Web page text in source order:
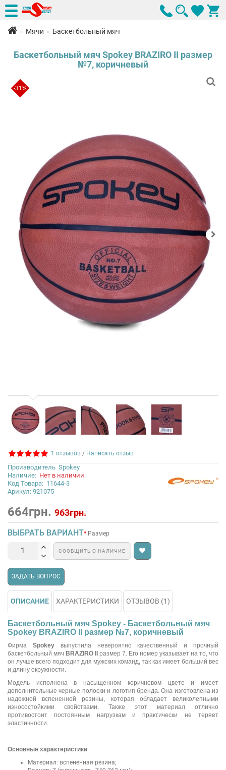
Мячи Баскетбольный мяч
Баскетбольный мяч Spokey BRAZIRO II размер
№7, коричневый
-31%
1 отзывов / Написать отзыв
Производитель Spokey
Наличие: Нет в наличии
Код Товара: 11644-3
Арикул: 921075
664грн. 963грн.
ВЫБРАТЬ ВАРИАНТ Размер
СООБЩИТЬ О НАЛИЧИЕ
ЗАДАТЬ ВОПРОС
ОПИСАНИЕ ХАРАКТЕРИСТИКИ ОТЗЫВОВ (1)
Баскетбольный мяч Spokey - Баскетбольный мяч
Spokey BRAZIRO II размер №7, коричневый
Фирма Spokeyвыпустила невероятно качественный и прочный
баскетбольный мяч BRAZIRO II размер 7. Его номер указывает на то, что
он лучше всего подходит для мужских команд, так как имеет больший вес
и длину окружности.
Модель исполнена в насыщенном коричневом цвете и имеет
дополнительные черные полоски и логотип бренда. Она изготовлена из
надежной вспененной резины, которая обладает великолепными
износостойкими свойствами. Также этот материал отлично
противостоит постоянным нагрузкам и практически не теряет
эластичности.
Основные характеристики:
Материал: вспененная резина;